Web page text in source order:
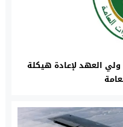
العهد لإعادة هيكلة